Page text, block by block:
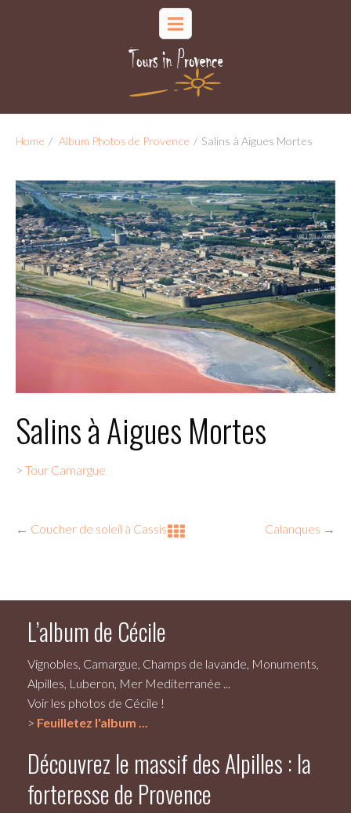
Home / Album Photos de Provence / Salins à Aigues Mortes
Salins à Aigues Mortes
> Tour Camargue
Calanques →
← Coucher de soleil à Cassis
L’album de Cécile
Vignobles, Camargue, Champs de lavande, Monuments,
Alpilles, Luberon, Mer Mediterranée ...
Voir les photos de Cécile !
> Feuilletez l'album ...
Découvrez le massif des Alpilles : la
forteresse de Provence